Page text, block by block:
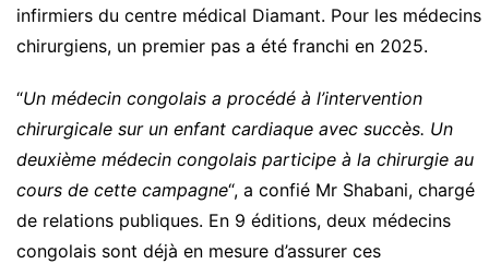
infirmiers du centre médical Diamant. Pour les médecins
chirurgiens, un premier pas a été franchi en 2025.
“Un médecin congolais a procédé à l’intervention
chirurgicale sur un enfant cardiaque avec succès. Un
deuxième médecin congolais participe à la chirurgie au
cours de cette campagne“, a confié Mr Shabani, chargé
de relations publiques. En 9 éditions, deux médecins
congolais sont déjà en mesure d’assurer ces